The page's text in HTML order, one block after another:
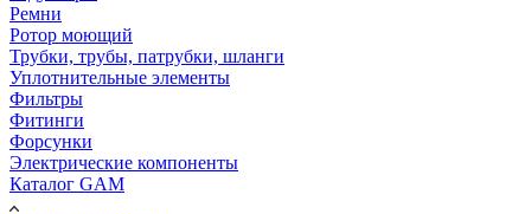
Ремни
Ротор моющий
Трубки, трубы, патрубки, шланги
Уплотнительные элементы
Фильтры
Фитинги
Форсунки
Электрические компоненты
Каталог GAM